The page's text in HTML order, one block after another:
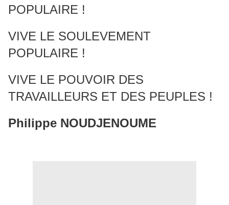
POPULAIRE !
VIVE LE SOULEVEMENT
POPULAIRE !
VIVE LE POUVOIR DES
TRAVAILLEURS ET DES PEUPLES !
Philippe NOUDJENOUME